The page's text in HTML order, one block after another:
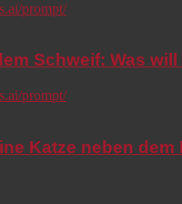
Schweif: Was
Katze neben dem